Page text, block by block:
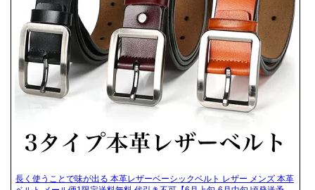
長く使うことで味が出る 本革レザーベーシックベルト レザー メンズ 本革